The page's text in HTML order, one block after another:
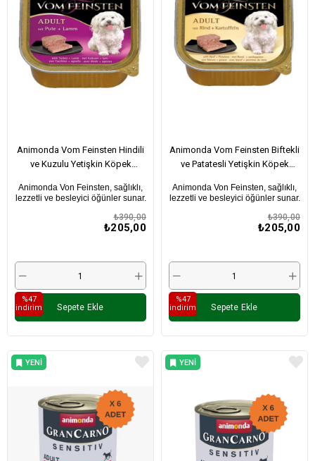
Animonda Vom Feinsten Hindili
ve Kuzulu Yetişkin Köpek
Animonda Von Feinsten, sağlıklı,
lezzetli ve besleyici öğünler sunar.
₺205,00
₺390,00
Sepete Ekle
%47
i̇ndirim
Animonda Vom Feinsten Biftekli
ve Patatesli Yetişkin Köpek
Animonda Von Feinsten, sağlıklı,
lezzetli ve besleyici öğünler sunar.
₺205,00
₺390,00
Sepete Ekle
%47
i̇ndirim
YENI
YENI